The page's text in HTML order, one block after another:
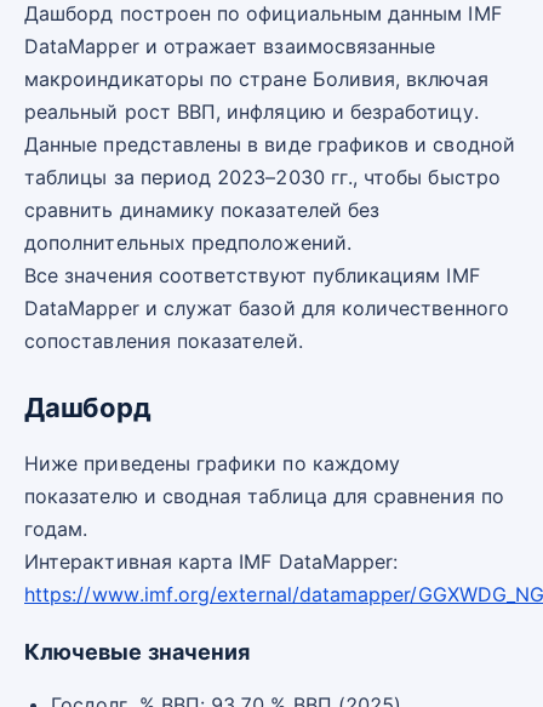
Дашборд построен по официальным данным IMF
DataMapper и отражает взаимосвязанные
макроиндикаторы по стране Боливия, включая
реальный рост ВВП, инфляцию и безработицу.
Данные представлены в виде графиков и сводной
таблицы за период 2023–2030 гг., чтобы быстро
сравнить динамику показателей без
дополнительных предположений.
Все значения соответствуют публикациям IMF
DataMapper и служат базой для количественного
сопоставления показателей.
Дашборд
Ниже приведены графики по каждому
показателю и сводная таблица для сравнения по
годам.
Интерактивная карта IMF DataMapper:
https://www.imf.org/external/datamapper/
Ключевые значения